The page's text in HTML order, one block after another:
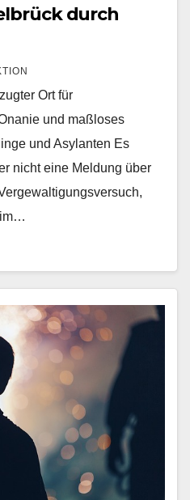
durch
Ort für
und maßloses
und Asylanten Es
nicht eine Meldung über
im…